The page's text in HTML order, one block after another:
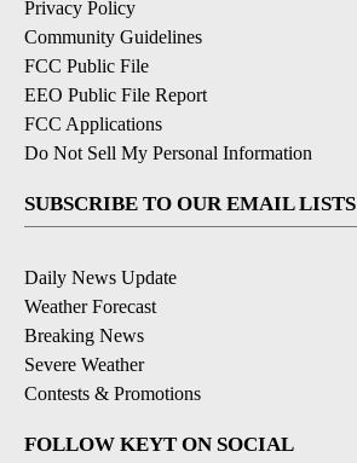
Privacy Policy
Community Guidelines
FCC Public File
EEO Public File Report
FCC Applications
Do Not Sell My Personal Information
SUBSCRIBE TO OUR EMAIL LISTS
Daily News Update
Weather Forecast
Breaking News
Severe Weather
Contests & Promotions
FOLLOW KEYT ON SOCIAL